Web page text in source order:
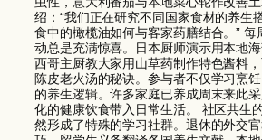
绍：“我们正在研究不同国家食材的养生
食中的橄榄油如何与客家药膳结合。” 每
动总是充满惊喜。日本厨师演示用本地
西哥主厨教大家用山草药制作特色酱料
陈皮老火汤的秘诀。参与者不仅学习烹
的养生逻辑。许多家庭已养成周末来此
化的健康饮食带入日常生活。 社区共生
然形成了特殊的学习社群。退休的外交